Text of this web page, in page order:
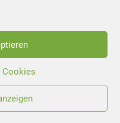
Cookies
- Alle Rechte vorbehalten.